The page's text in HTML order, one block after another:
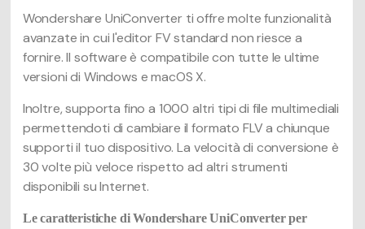
Wondershare UniConverter ti offre molte funzionalità
avanzate in cui l'editor FV standard non riesce a
fornire. Il software è compatibile con tutte le ultime
versioni di Windows e macOS X.
Inoltre, supporta fino a 1000 altri tipi di file multimediali
permettendoti di cambiare il formato FLV a chiunque
supporti il tuo dispositivo. La velocità di conversione è
30 volte più veloce rispetto ad altri strumenti
disponibili su Internet.
Le caratteristiche di Wondershare UniConverter per